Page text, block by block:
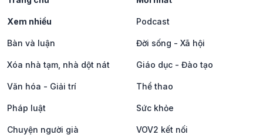
Xem nhiều Podcast
Bàn và luận Đời sống - Xã hội
Xóa nhà tạm, nhà dột nát Giáo dục - Đào tạo
Văn hóa - Giải trí Thể thao
Pháp luật Sức khỏe
Chuyện người già VOV2 kết nối